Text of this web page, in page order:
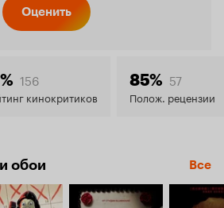
6.6
Оценить
156
кинокритиков
85% 57
Полож. рецензии
обои Все